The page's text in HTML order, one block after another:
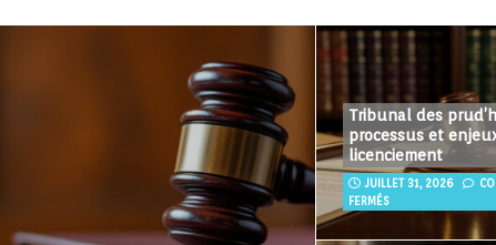
Tribunal des
processus et
licenciement
JUILLET 31, 2026
FERMÉS